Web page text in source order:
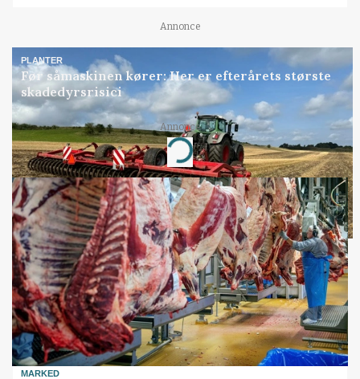
Annonce
PLANTER
Før såmaskinen kører: Her er efterårets største
skadedyrsrisici
Annonce
Loading...
MARKED